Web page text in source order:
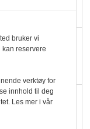
fulle
bruker vi
kan reservere
verktøy for
innhold til deg
Les mer i vår